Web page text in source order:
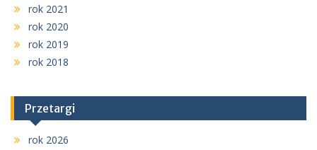
rok 2021
rok 2020
rok 2019
rok 2018
Przetargi
rok 2026